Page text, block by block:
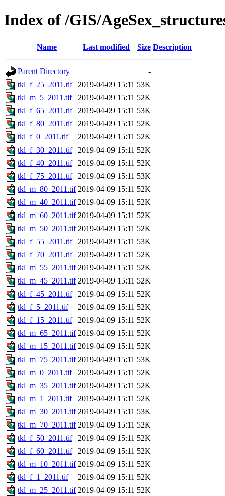
Index of /GIS/
Name Last modified Size Description
Parent Directory
-
tkl_f_25_2011.tif
2019-04-09 15:11 53K
tkl_m_5_2011.tif
2019-04-09 15:11 52K
tkl_f_65_2011.tif
2019-04-09 15:11 53K
tkl_f_80_2011.tif
2019-04-09 15:11 52K
tkl_f_0_2011.tif
2019-04-09 15:11 52K
tkl_f_30_2011.tif
2019-04-09 15:11 52K
tkl_f_40_2011.tif
2019-04-09 15:11 52K
tkl_f_75_2011.tif
2019-04-09 15:11 53K
tkl_m_80_2011.tif 2019-04-09 15:11 52K
tkl_m_40_2011.tif 2019-04-09 15:11 52K
tkl_m_60_2011.tif 2019-04-09 15:11 52K
tkl_m_50_2011.tif 2019-04-09 15:11 52K
tkl_f_55_2011.tif
2019-04-09 15:11 53K
tkl_f_70_2011.tif
2019-04-09 15:11 52K
tkl_m_55_2011.tif 2019-04-09 15:11 52K
tkl_m_45_2011.tif 2019-04-09 15:11 52K
tkl_f_45_2011.tif
2019-04-09 15:11 52K
tkl_f_5_2011.tif
2019-04-09 15:11 52K
tkl_f_15_2011.tif
2019-04-09 15:11 52K
tkl_m_65_2011.tif 2019-04-09 15:11 52K
tkl_m_15_2011.tif 2019-04-09 15:11 52K
tkl_m_75_2011.tif 2019-04-09 15:11 53K
tkl_m_0_2011.tif
2019-04-09 15:11 52K
tkl_m_35_2011.tif 2019-04-09 15:11 52K
tkl_m_1_2011.tif
2019-04-09 15:11 52K
tkl_m_30_2011.tif 2019-04-09 15:11 53K
tkl_m_70_2011.tif 2019-04-09 15:11 52K
tkl_f_50_2011.tif
2019-04-09 15:11 52K
tkl_f_60_2011.tif
2019-04-09 15:11 52K
tkl_m_10_2011.tif 2019-04-09 15:11 52K
tkl_f_1_2011.tif
2019-04-09 15:11 52K
tkl_m_25_2011.tif 2019-04-09 15:11 52K